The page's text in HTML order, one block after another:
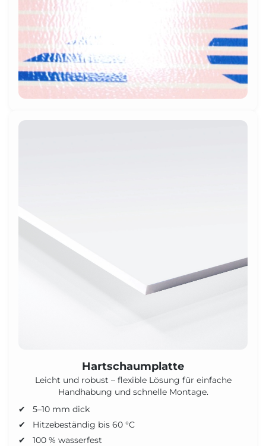
Hartschaumplatte
Leicht und robust – flexible Lösung für einfache
Handhabung und schnelle Montage.
5–10 mm dick
Hitzebeständig bis 60 °C
100 % wasserfest